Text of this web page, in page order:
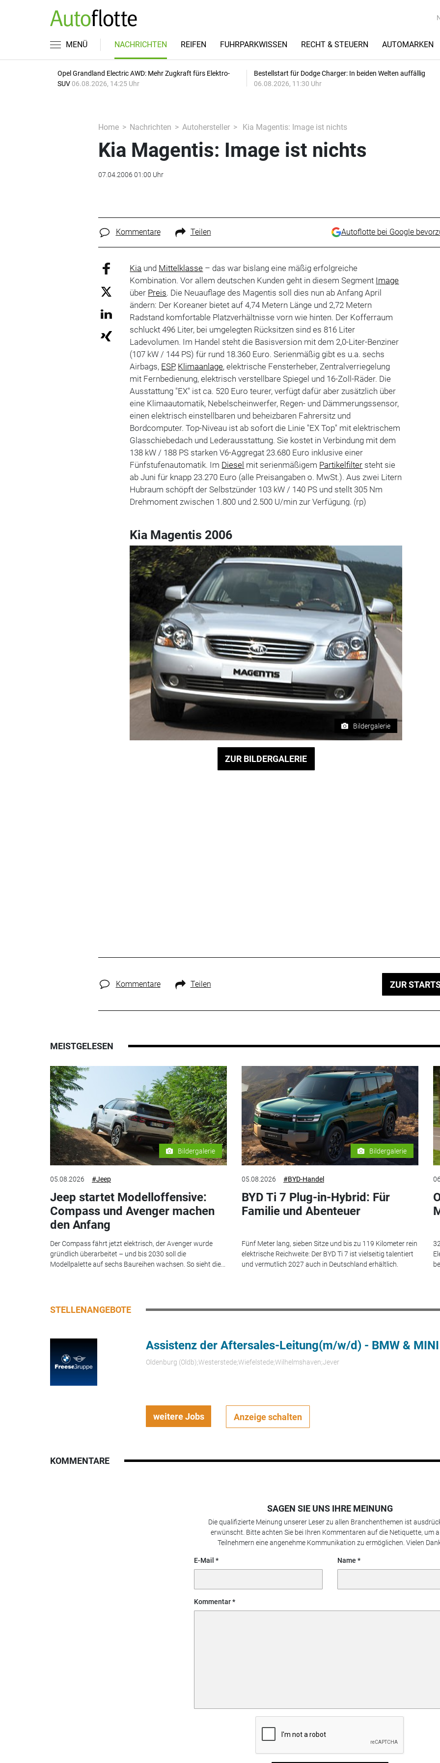
MENÜ NACHRICHTEN REIFEN FUHRPARKWISSEN RECHT & STEUERN AUTOMARKEN
Opel Grandland Electric AWD: Mehr Zugkraft fürs Elektro-
SUV 06.08.2026, 14:25 Uhr
Bestellstart für Dodge Charger: In beiden Welten auffällig
06.08.2026, 11:30 Uhr
Home Nachrichten Autohersteller Kia Magentis: Image ist nichts
Kia Magentis: Image ist nichts
07.04.2006 01:00 Uhr
Kommentare Teilen Autoflotte bei Google
Kia und Mittelklasse – das war bislang eine mäßig erfolgreiche
Kombination. Vor allem deutschen Kunden geht in diesem Segment Image
über Preis. Die Neuauflage des Magentis soll dies nun ab Anfang April
ändern: Der Koreaner bietet auf 4,74 Metern Länge und 2,72 Metern
Radstand komfortable Platzverhältnisse vorn wie hinten. Der Kofferraum
schluckt 496 Liter, bei umgelegten Rücksitzen sind es 816 Liter
Ladevolumen. Im Handel steht die Basisversion mit dem 2,0-Liter-Benziner
(107 kW / 144 PS) für rund 18.360 Euro. Serienmäßig gibt es u.a. sechs
Airbags, ESP, Klimaanlage, elektrische Fensterheber, Zentralverriegelung
mit Fernbedienung, elektrisch verstellbare Spiegel und 16-Zoll-Räder. Die
Ausstattung "EX" ist ca. 520 Euro teurer, verfügt dafür aber zusätzlich über
eine Klimaautomatik, Nebelscheinwerfer, Regen- und Dämmerungssensor,
einen elektrisch einstellbaren und beheizbaren Fahrersitz und
Bordcomputer. Top-Niveau ist ab sofort die Linie "EX Top" mit elektrischem
Glasschiebedach und Lederausstattung. Sie kostet in Verbindung mit dem
138 kW / 188 PS starken V6-Aggregat 23.680 Euro inklusive einer
Fünfstufenautomatik. Im Diesel mit serienmäßigem Partikelfilter steht sie
ab Juni für knapp 23.270 Euro (alle Preisangaben o. MwSt.). Aus zwei Litern
Hubraum schöpft der Selbstzünder 103 kW / 140 PS und stellt 305 Nm
Drehmoment zwischen 1.800 und 2.500 U/min zur Verfügung. (rp)
Kia Magentis 2006
Bildergalerie
ZUR BILDERGALERIE
Kommentare Teilen ZUR
MEISTGELESEN
Bildergalerie
05.08.2026 #Jeep
Jeep startet Modelloffensive:
Compass und Avenger machen
den Anfang
Der Compass fährt jetzt elektrisch, der Avenger wurde
gründlich überarbeitet – und bis 2030 soll die
Modellpalette auf sechs Baureihen wachsen. So sieht die...
Bildergalerie
05.08.2026 #BYD-Handel
BYD Ti 7 Plug-in-Hybrid: Für
Familie und Abenteuer
Fünf Meter lang, sieben Sitze und bis zu 119 Kilometer rein
elektrische Reichweite: Der BYD Ti 7 ist vielseitig talentiert
und vermutlich 2027 auch in Deutschland erhältlich.
STELLENANGEBOTE
Assistenz der Aftersales-Leitung(m/w/d) - BMW & MINI
Oldenburg (Oldb);Westerstede;Wiefelstede;Wilhelmshaven;Jever
weitere Jobs Anzeige schalten
KOMMENTARE
SAGEN SIE UNS IHRE MEINUNG
Die qualifizierte Meinung unserer Leser zu allen Branchenthemen ist
erwünscht. Bitte achten Sie bei Ihren Kommentaren auf die Netiquette, um
Teilnehmern eine angenehme Kommunikation zu ermöglichen. Vielen
E-Mail Name
Kommentar